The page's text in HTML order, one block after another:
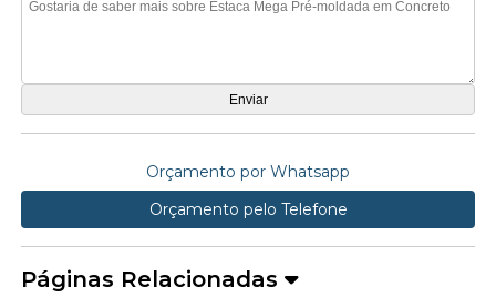
Orçamento por Whatsapp
Orçamento pelo Telefone
Páginas Relacionadas